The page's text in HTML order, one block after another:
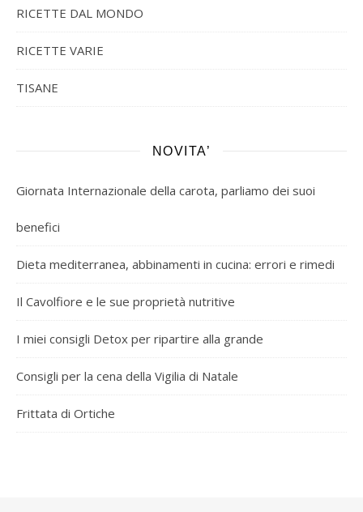
RICETTE DAL MONDO
RICETTE VARIE
TISANE
NOVITA’
Giornata Internazionale della carota, parliamo dei suoi
benefici
Dieta mediterranea, abbinamenti in cucina: errori e rimedi
Il Cavolfiore e le sue proprietà nutritive
I miei consigli Detox per ripartire alla grande
Consigli per la cena della Vigilia di Natale
Frittata di Ortiche